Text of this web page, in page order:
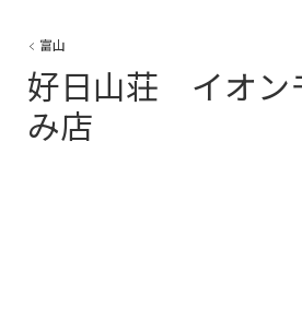
富山
好日山荘 イオン
み店